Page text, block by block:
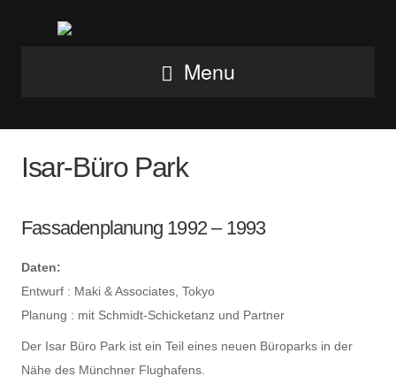
Menu
Isar-Büro Park
Fassadenplanung 1992 – 1993
Daten:
Entwurf : Maki & Associates, Tokyo
Planung : mit Schmidt-Schicketanz und Partner
Der Isar Büro Park ist ein Teil eines neuen Büroparks in der
Nähe des Münchner Flughafens.